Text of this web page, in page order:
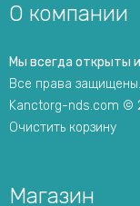
О компании
Мы всегда открыты
Все права защищены.
Kanctorg-nds.com ©
Очистить корзину
Магазин